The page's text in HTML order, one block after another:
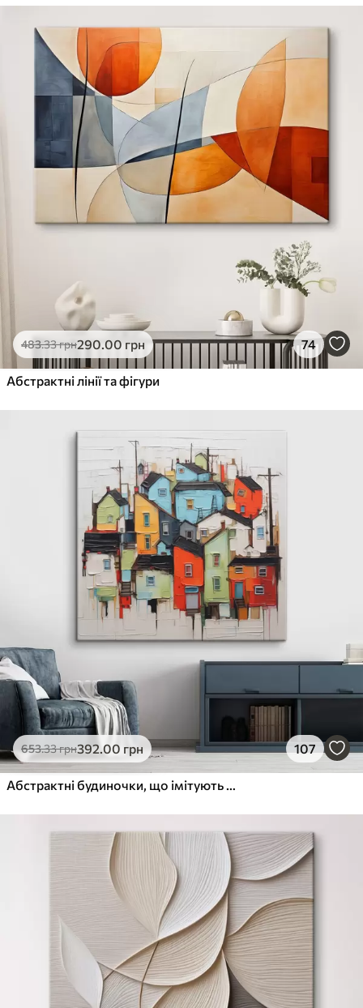
483.33грн290.00 грн 74
Абстрактні лінії та фігури
653.33грн392.00 грн 107
Абстрактні будиночки, що імітують мазок пензля